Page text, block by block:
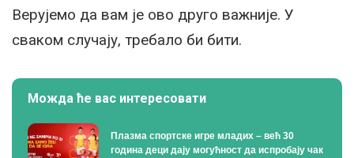
Верујемо да вам је ово друго важније. У
сваком случају, требало би бити.
Можда ће вас интересовати
Плазма спортске игре младих – већ 30
година деци дају могућност да испробају чак